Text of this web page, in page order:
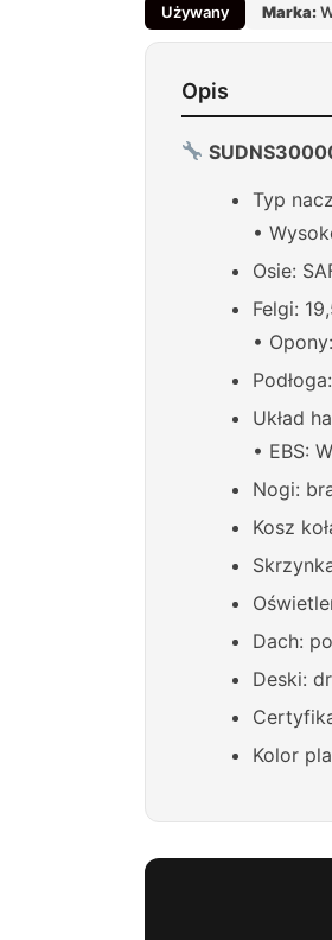
Używany Marka:
Opis
Typ
•
Osie:
Felgi:
•
Układ
• EBS:
Nogi:
Kosz
Dach:
Deski:
Kolor